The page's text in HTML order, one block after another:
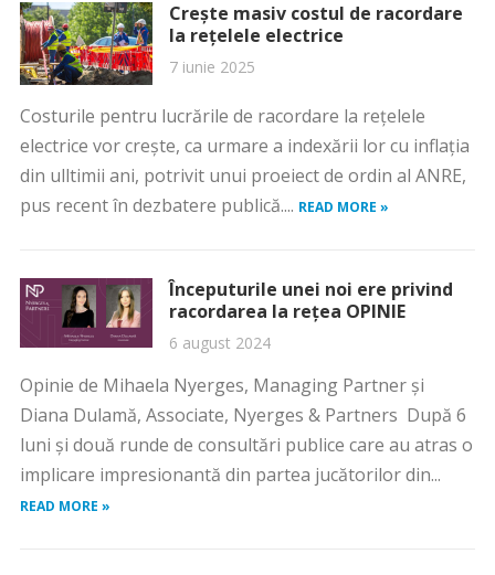
Crește masiv costul de racordare
la rețelele electrice
7 iunie 2025
Costurile pentru lucrările de racordare la rețelele
electrice vor crește, ca urmare a indexării lor cu inflația
din ulltimii ani, potrivit unui proeiect de ordin al ANRE,
pus recent în dezbatere publică.... READ MORE »
Începuturile unei noi ere privind
racordarea la rețea OPINIE
6 august 2024
Opinie de Mihaela Nyerges, Managing Partner și
Diana Dulamă, Associate, Nyerges & Partners După 6
luni și două runde de consultări publice care au atras o
implicare impresionantă din partea jucătorilor din...
READ MORE »